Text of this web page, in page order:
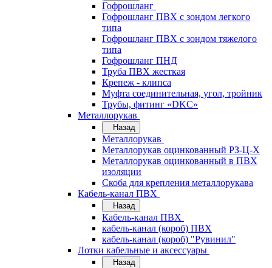
Гофрошланг
Гофрошланг ПВХ с зондом легкого
типа
Гофрошланг ПВХ с зондом тяжелого
типа
Гофрошланг ПНД
Труба ПВХ жесткая
Крепеж - клипса
Муфта соединительная, угол, тройник
Трубы, фитинг «DKC»
Металлорукав
Назад
Металлорукав
Металлорукав оцинкованный РЗ-Ц-Х
Металлорукав оцинкованный в ПВХ
изоляции
Скоба для крепления металлорукава
Кабель-канал ПВХ
Назад
Кабель-канал ПВХ
кабель-канал (короб) ПВХ
кабель-канал (короб) "Рувинил"
Лотки кабельные и аксессуары
Назад